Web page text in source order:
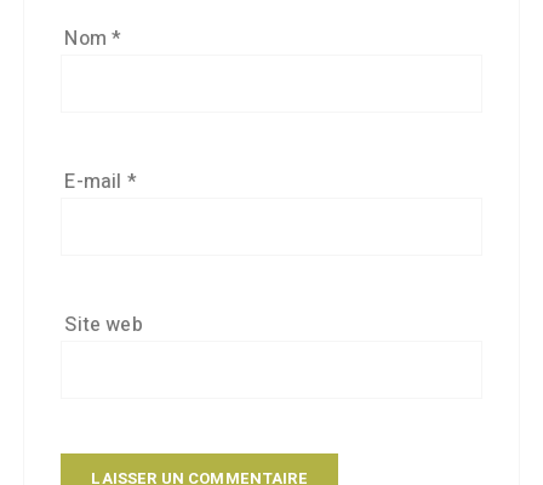
Nom*
E-mail *
Site web